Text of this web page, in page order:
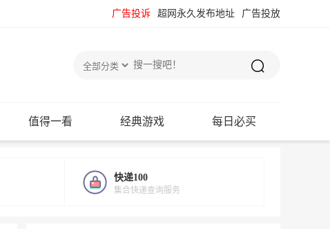
广告投放
超网永久发布地址
广告投诉
值得一看 经典游戏 每日必买
快递100
集合快递查询服务